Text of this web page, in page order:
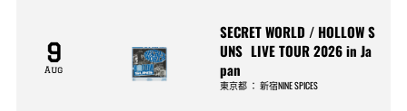
9
Aug
SECRET WORLD / HOLLOW S
UNS LIVE TOUR 2026 in Ja
pan
東京都 ：新宿NINE SPICES